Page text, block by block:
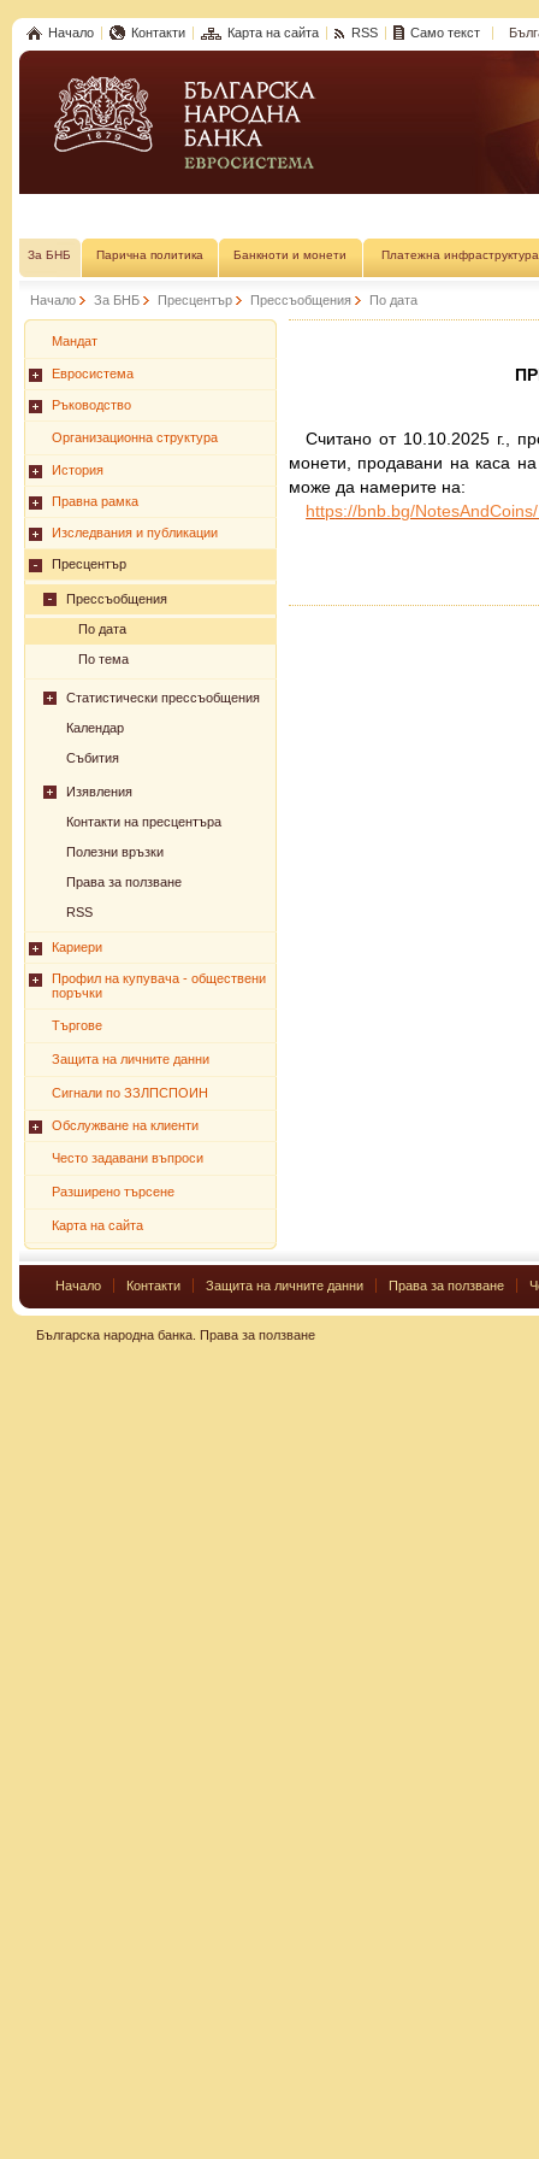
Начало Контакти Карта на сайта RSS Само текст
За БНБ Парична политика Банкноти и монети Платежна инфраструктура
Начало За БНБ Пресцентър Прессъобщения По дата
Мандат
Евросистема
Ръководство
Организационна структура
История
Правна рамка
Изследвания и публикации
Пресцентър
Прессъобщения
По дата
По тема
Статистически прессъобщения
Календар
Събития
Изявления
Контакти на пресцентъра
Полезни връзки
Права за ползване
RSS
Кариери
Профил на купувача - обществени
поръчки
Търгове
Защита на личните данни
Сигнали по ЗЗЛПСПОИН
Обслужване на клиенти
Често задавани въпроси
Разширено търсене
Карта на сайта
Считано от 10.10.2025 г.,
монети, продавани на каса
може да намерите на:
https://bnb.bg/
Начало Контакти Защита на личните данни Права за ползване
Българска народна банка. Права за ползване